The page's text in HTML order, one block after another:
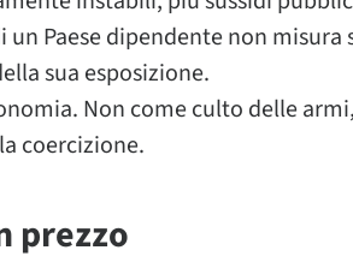
Paese dipendente non
sua esposizione.
Non come culto delle
coercizione.
prezzo